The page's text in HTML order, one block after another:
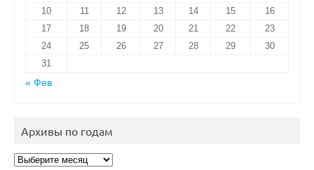
10
11 12 13 14 15
16
17
18 19 20 21 22
23
24
25 26 27 28 29
30
31
« Фев
Архивы по годам
Архивы